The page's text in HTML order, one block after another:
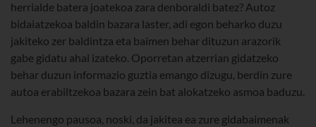
herrialde batera joatekoa zara denboraldi batez? Autoz
bidaiatzekoa baldin bazara laster, adi egon beharko duzu
jakiteko zer baldintza eta baimen behar dituzun arazorik
gabe gidatu ahal izateko. Oporretan atzerrian gidatzeko
behar duzun informazio guztia emango dizugu, berdin zure
autoa erabiltzekoa bazara zein bat alokatzeko asmoa baduzu.
Lehenengo pausoa, noski, da jakitea ea zure gidabaimenak